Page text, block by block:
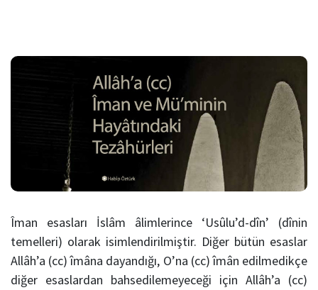
Îman esasları İslâm âlimlerince ‘Usûlu’d-dîn’ (dînin
temelleri) olarak isimlendirilmiştir. Diğer bütün esaslar
Allâh’a (cc) îmâna dayandığı, O’na (cc) îmân edilmedikçe
diğer esaslardan bahsedilemeyeceği için Allâh’a (cc)